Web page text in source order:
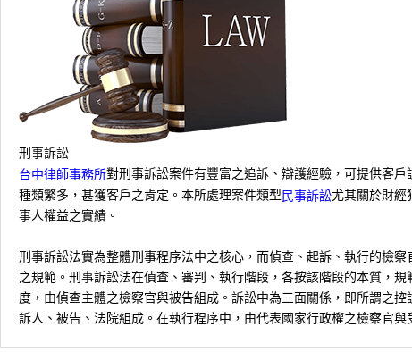
刑事訴訟
台中律師事務所對刑事訴訟案件有豐富之追訴、辯護經驗，可提供客
種類繁多，甚獲客戶之肯定。本所處理案件類型民事訴訟尤其關於財經
事人權益之實績。
刑事訴訟法實為整體刑事程序法中之核心，而偵查、起訴、執行的檢
之規範。刑事訴訟法在偵查、審判、執行階段，各按該階段的本質，
度，由偵查主體之檢察官與被告組成。訴訟中為三面關係，即所謂之
訴人、被告、法院組成。在執行程序中，由代表國家行政權之檢察官與